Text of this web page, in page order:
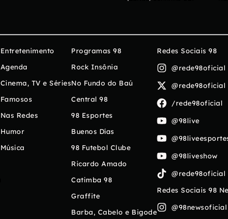
Entretenimento
Agenda
Cinema, TV e Séries
Famosos
Nas Redes
Humor
Música
Programas 98
Rock Insônia
No Fundo do Baú
Central 98
98 Esportes
Buenos Días
98 Futebol Clube
Ricardo Amado
Catimba 98
Graffite
Barba, Cabelo e Bigode
Redes Sociais 98
@rede98oficial
@rede98oficial
/rede98oficial
@98live
@98liveshow
@rede98oficial
Redes Sociais 98
@98newsoficial